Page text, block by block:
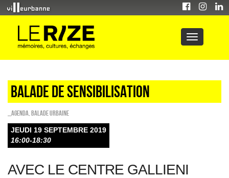
Balade de sensibilisation
_Agenda Balade urbaine
JEUDI 19 SEPTEMBRE 2019
16:00-18:30
AVEC LE CENTRE GALLIENI